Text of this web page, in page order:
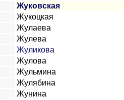
Жуковская
Жукоцкая
Жулаева
Жулева
Жуликова
Жулова
Жульмина
Жулябина
Жунина